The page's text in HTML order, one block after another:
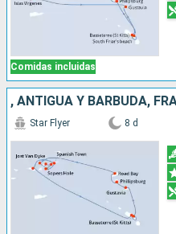
Comidas incluidas
Star Flyer 8 d